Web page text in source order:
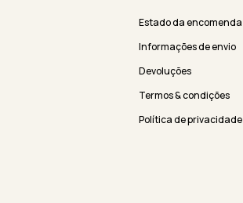
Estado da encomenda
Informações de envio
Devoluções
Termos & condições
Política de privacidade